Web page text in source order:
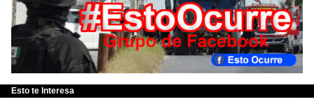
Esto te Interesa